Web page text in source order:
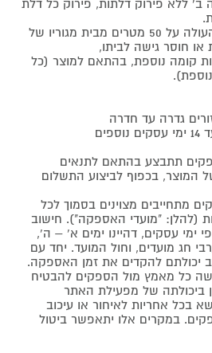
ללא פירוק דלתות, פירוק כל דלת
באם קיים מרחק הליכה העולה על 50 מטרים מבית מגוריו של
חוסר גישה לביתו,
קומה נוספת, בהתאם למוצר (כל
גדרה עד חדרה
תתבצע בהתאם לתנאים
המוצר, בכפוף לביצוע התשלום
מתחייבים מצוינים בסמוך לכל
(להלן: "מועדי האספקה"). חישוב
ימי עסקים, דהיינו ימים א' – ה',
חג מועדים, וחול המועד. יחד עם
יכולתם להקדים את זמן האספקה.
כל מאמץ מול הספקים להבטיח
ביכולתה של מפעילת האתר
בכל אחריות לאיחור או עיכוב
במקרים אלו יתאפשר ביטול